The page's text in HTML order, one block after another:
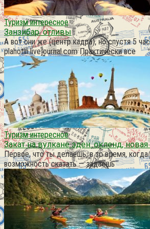
Туризм интересное
Занзибар. отливы
А вот они же (центр кадра), но спустя 5
plahotin.livejournal.com Практически все
Туризм интересное
Закат на вулкане эден. окленд,
Первое, что ты делаешь, в то время,
возможность сказать — задаёшь